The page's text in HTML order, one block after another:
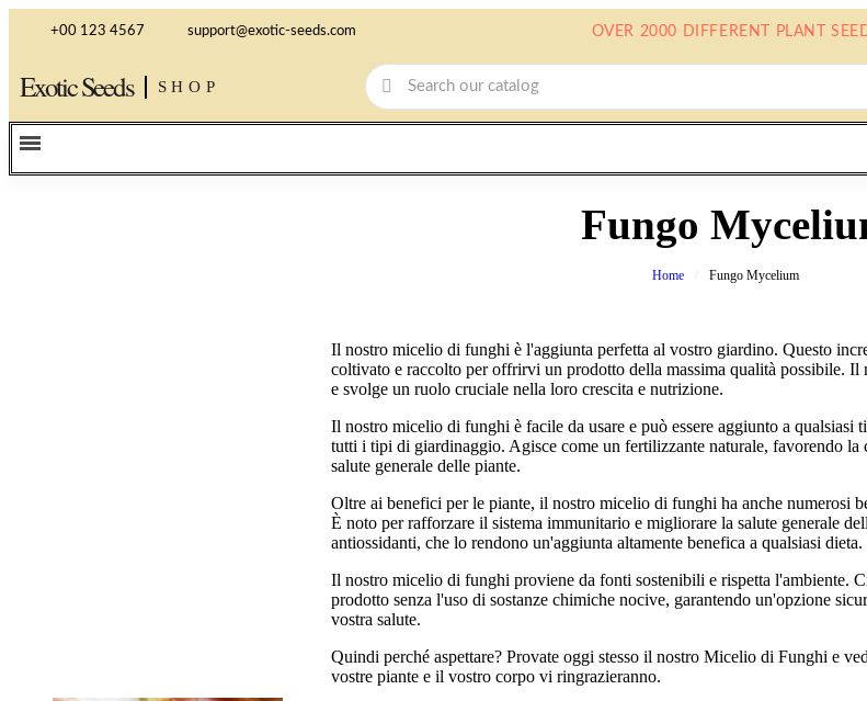
+00 123 4567 support@exotic-seeds.com OVER 2000 DIFFERENT PLANT
Exotic Seeds SHOP
Fungo
Home Fungo Mycelium
Il nostro micelio di funghi è l'aggiunta perfetta al vostro giardino. Questo
coltivato e raccolto per offrirvi un prodotto della massima qualità possibile. Il
e svolge un ruolo cruciale nella loro crescita e nutrizione.
Il nostro micelio di funghi è facile da usare e può essere aggiunto a qualsiasi
tutti i tipi di giardinaggio. Agisce come un fertilizzante naturale, favorendo la
salute generale delle piante.
Oltre ai benefici per le piante, il nostro micelio di funghi ha anche numerosi
È noto per rafforzare il sistema immunitario e migliorare la salute generale
antiossidanti, che lo rendono un'aggiunta altamente benefica a qualsiasi dieta.
Il nostro micelio di funghi proviene da fonti sostenibili e rispetta l'ambiente.
prodotto senza l'uso di sostanze chimiche nocive, garantendo un'opzione
vostra salute.
Quindi perché aspettare? Provate oggi stesso il nostro Micelio di Funghi e
vostre piante e il vostro corpo vi ringrazieranno.